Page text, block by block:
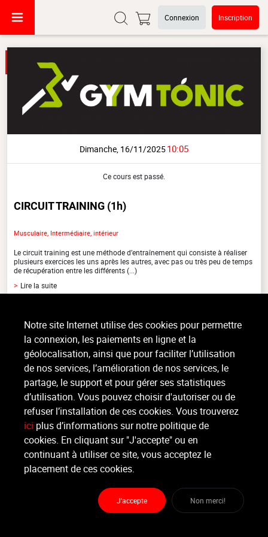
Connexion Inscription
Dimanche, 16/11/202510:05
Ce cours est passé.
CIRCUIT TRAINING(1h)
Musculaire, Intermédiaire, intérieur
Le circuit training est une méthode d’entraînement qui consiste à réaliser
plusieurs exercices les uns après les autres, avec pas ou très peu de temps
de récupération entre les différents (...)
> Lire la suite
Organisateur
GYYM TONIC
Moniteur
Non renseigné.
Lieu :GYYM TONIC
Rue Hanster 2 - 4900 Spa
Notre site Internet utilise des cookies pour permettre
la connexion, les paiements en ligne et la
géolocalisation, ainsi que pour faciliter l’utilisation
de nos services, l’amélioration de nos services, le
partage, le support et pour gérer ses statistiques
d’utilisation. Vous pouvez choisir d'autoriser ou de
refuser l’installation de ces cookies. Vous trouverez
ici plus d’informations sur notre politique de
cookies. En cliquant sur "J'accepte" ou en
continuant à utiliser ce site, vous acceptez le
placement de ces cookies.
J'accepte Non merci!